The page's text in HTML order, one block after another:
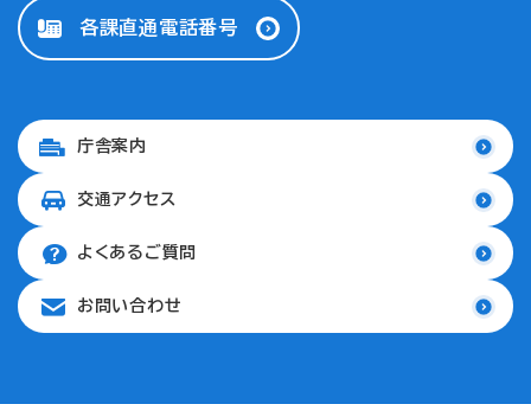
各課直通電話番号
庁舎案内
交通アクセス
よくあるご質問
お問い合わせ